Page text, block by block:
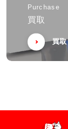
Purchase
買取
買